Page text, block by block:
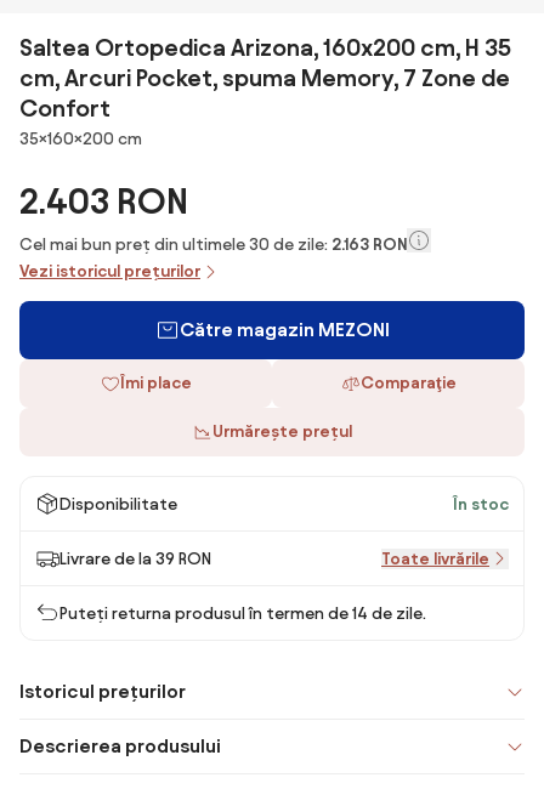
Saltea Ortopedica Arizona, 160x200 cm, H 35
cm, Arcuri Pocket, spuma Memory, 7 Zone de
Confort
Dimensiuni
35×160×200 cm
2.403 RON
Cel mai bun preț din ultimele 30 de zile: 2.163 RON
Vezi istoricul prețurilor
Către magazin MEZONI
Îmi place Comparaţie
Urmărește prețul
Disponibilitate În stoc
Livrare de la 39 RON Toate livrările
Puteți returna produsul în termen de 14 de zile.
Istoricul prețurilor
Descrierea produsului